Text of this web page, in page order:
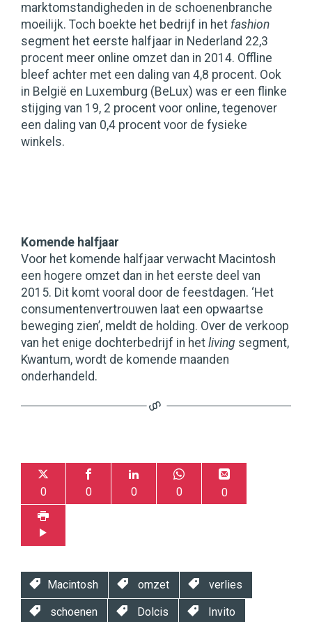
marktomstandigheden in de schoenenbranche
moeilijk. Toch boekte het bedrijf in het fashion
segment het eerste halfjaar in Nederland 22,3
procent meer online omzet dan in 2014. Offline
bleef achter met een daling van 4,8 procent. Ook
in België en Luxemburg (BeLux) was er een flinke
stijging van 19, 2 procent voor online, tegenover
een daling van 0,4 procent voor de fysieke
winkels.
Komende halfjaar
Voor het komende halfjaar verwacht Macintosh
een hogere omzet dan in het eerste deel van
2015. Dit komt vooral door de feestdagen. ‘Het
consumentenvertrouwen laat een opwaartse
beweging zien’, meldt de holding. Over de verkoop
van het enige dochterbedrijf in het living segment,
Kwantum, wordt de komende maanden
onderhandeld.
0 0 0 0 0
Macintosh omzet verlies
schoenen Dolcis Invito